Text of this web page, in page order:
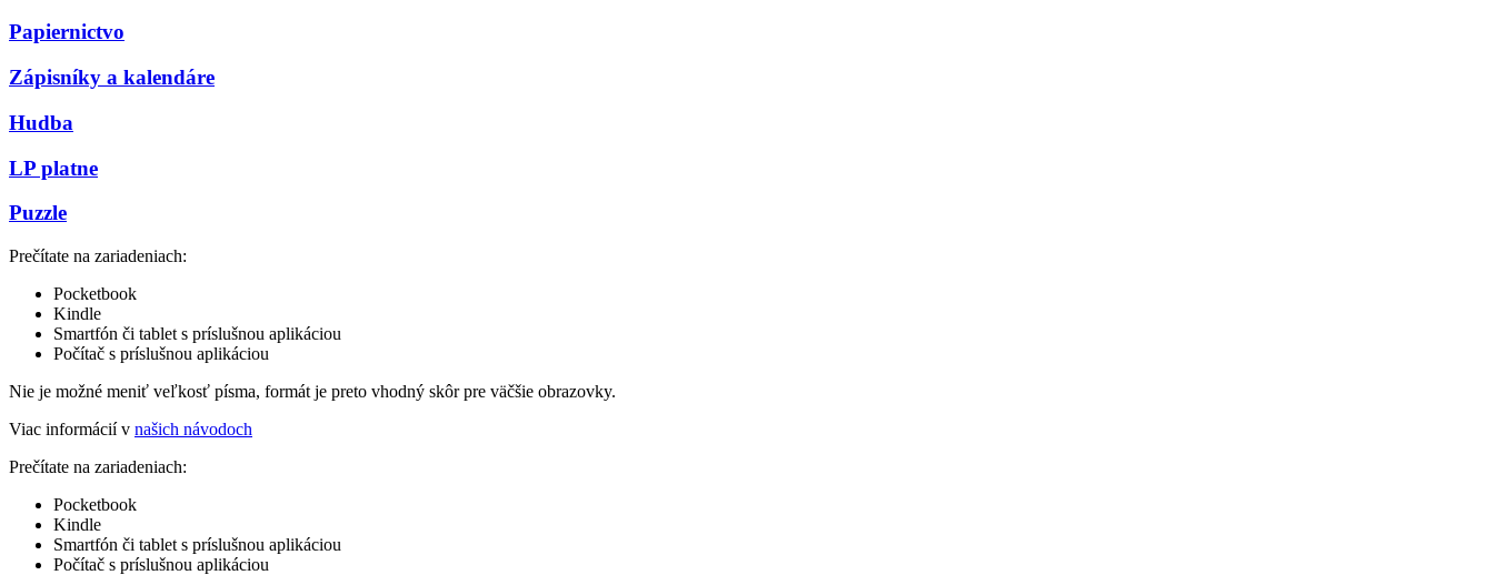
Papiernictvo
Zápisníky a kalendáre
Hudba
LP platne
Puzzle
Prečítate na zariadeniach:
Pocketbook
Kindle
Smartfón či tablet s príslušnou aplikáciou
Počítač s príslušnou aplikáciou
Nie je možné meniť veľkosť písma, formát je preto vhodný skôr pre väčšie obrazovky.
Viac informácií v našich návodoch
Prečítate na zariadeniach:
Pocketbook
Kindle
Smartfón či tablet s príslušnou aplikáciou
Počítač s príslušnou aplikáciou